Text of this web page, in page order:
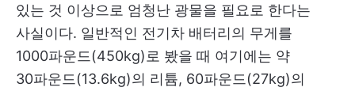
있는 것 이상으로 엄청난 광물을 필요로 한다는
사실이다. 일반적인 전기차 배터리의 무게를
1000파운드(450kg)로 봤을 때 여기에는 약
30파운드(13.6kg)의 리튬, 60파운드(27kg)의